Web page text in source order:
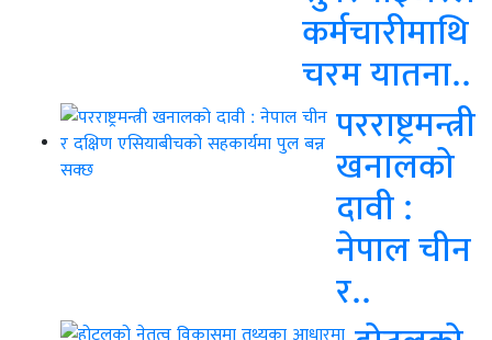
कर्मचारीमाथि
चरम यातना..
परराष्ट्रमन्त्री
खनालको
दावी :
नेपाल चीन
र..